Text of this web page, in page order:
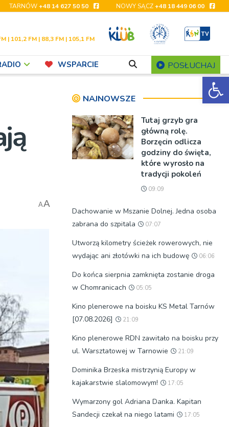
TARNÓW+48 14 627 50 50 NOWY SĄCZ+48 18 449 06 00
| 101,2 FM | 88,3 FM | 105,1 FM
WSPARCIE POSŁUCHAJ
AA
NAJNOWSZE
Tutaj grzyb gra
główną rolę.
Borzęcin odlicza
godziny do święta,
które wyrosło na
tradycji pokoleń
09:09
Dachowanie w Mszanie Dolnej. Jedna osoba
zabrana do szpitala
07:07
Utworzą kilometry ścieżek rowerowych, nie
wydając ani złotówki na ich budowę
06:06
Do końca sierpnia zamknięta zostanie droga
w Chomranicach
05:05
Kino plenerowe na boisku KS Metal Tarnów
[07.08.2026]
21:09
Kino plenerowe RDN zawitało na boisku przy
ul. Warsztatowej w Tarnowie
21:09
Dominika Brzeska mistrzynią Europy w
kajakarstwie slalomowym!
17:05
Wymarzony gol Adriana Danka. Kapitan
Sandecji czekał na niego latami
17:05